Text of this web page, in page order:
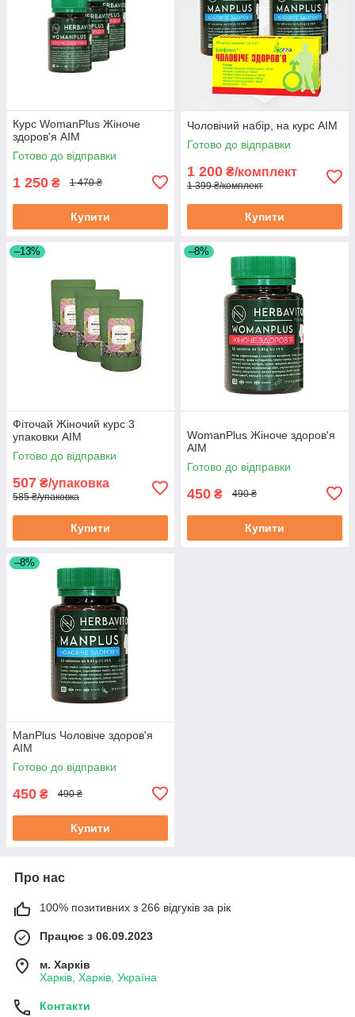
Курс WomanPlus Жіноче
здоров'я АІМ
Готово до відправки
1 250 ₴ 1 470 ₴
Купити
Чоловічий набір, на курс АІМ
Готово до відправки
1 200 ₴/комплект
1 399 ₴/комплект
Купити
–13%
Фіточай Жіночий курс 3
упаковки АІМ
Готово до відправки
507 ₴/упаковка
585 ₴/упаковка
Купити
–8%
WomanPlus Жіноче здоров'я
АІМ
Готово до відправки
450 ₴ 490 ₴
Купити
–8%
ManPlus Чоловіче здоров'я
АІМ
Готово до відправки
450 ₴ 490 ₴
Купити
Про нас
100% позитивних з 266 відгуків за рік
Працює з 06.09.2023
м. Харків
Харків, Харків, Україна
Контакти